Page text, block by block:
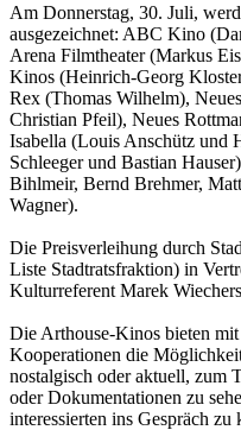
Am Donnerstag, 30. Juli,
ausgezeichnet: ABC Kino
Arena Filmtheater (Markus
Kinos (Heinrich-Georg
Rex (Thomas Wilhelm),
Christian Pfeil), Neues
Isabella (Louis Anschütz und
Schleeger und Bastian
Bihlmeir, Bernd Brehmer,
Wagner).
Die Preisverleihung durch
Liste Stadtratsfraktion) in
Kulturreferent Marek
Die Arthouse-Kinos bieten
Kooperationen die
nostalgisch oder aktuell, zum
oder Dokumentationen zu
interessierten ins Gespräch zu